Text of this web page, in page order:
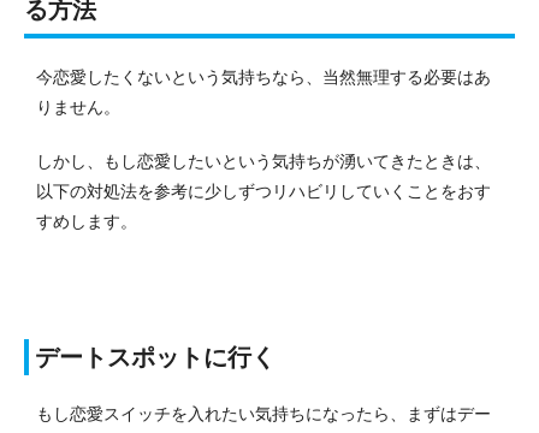
る方法
今恋愛したくないという気持ちなら、当然無理する必要はあ
りません。
しかし、もし恋愛したいという気持ちが湧いてきたときは、
以下の対処法を参考に少しずつリハビリしていくことをおす
すめします。
デートスポットに行く
もし恋愛スイッチを入れたい気持ちになったら、まずはデー